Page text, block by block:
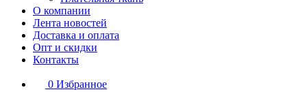
О компании
Лента новостей
Доставка и оплата
Опт и скидки
Контакты
0 Избранное